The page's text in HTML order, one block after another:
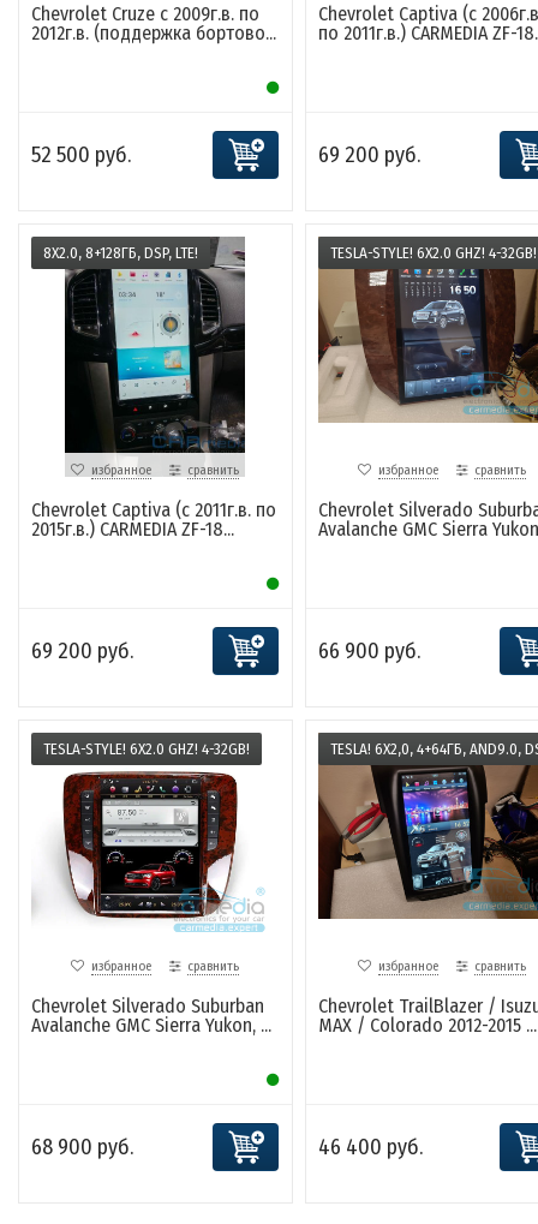
Chevrolet Cruze с 2009г.в. по
2012г.в. (поддержка бортово...
52 500 руб.
Chevrolet Captiva (c
по 2011г.в.) CARMEDIA ZF-
69 200 руб.
8X2.0, 8+128ГБ, DSP, LTE!
избранное сравнить
Chevrolet Captiva (с 2011г.в. по
2015г.в.) CARMEDIA ZF-18...
69 200 руб.
TESLA-STYLE! 6X2.0 GHZ! 4-32GB!
избранное сравнить
Chevrolet Silverado
Avalanche GMC Sierra
66 900 руб.
TESLA-STYLE! 6X2.0 GHZ! 4-32GB!
избранное сравнить
Chevrolet Silverado Suburban
Avalanche GMC Sierra Yukon, ...
68 900 руб.
TESLA! 6X2,0, 4+64ГБ, AND9.0,
избранное сравнить
Chevrolet TrailBlazer /
MAX / Colorado 2012-2015 ...
46 400 руб.